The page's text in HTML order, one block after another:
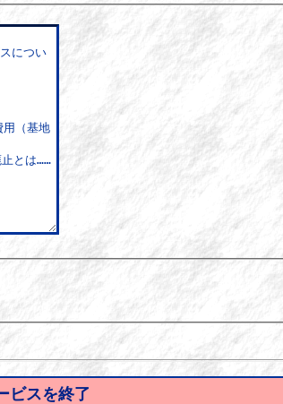
ビスを終了